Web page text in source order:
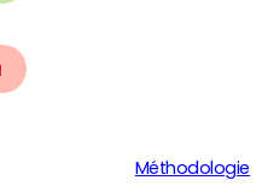
Méthodologie